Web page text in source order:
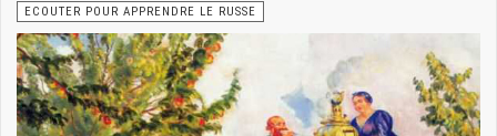
ECOUTER POUR APPRENDRE LE RUSSE